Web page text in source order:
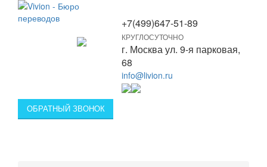
Toggle
navigation
+7(499)647-51-89
КРУГЛОСУТОЧНО
г. Москва ул. 9-я парковая,
68
info@livion.ru
ОБРАТНЫЙ ЗВОНОК